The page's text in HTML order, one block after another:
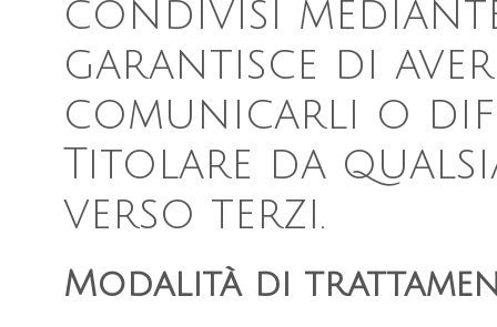
condivisi
garantisce di
comunicarli o
Titolare da
verso terzi.
Modalità di